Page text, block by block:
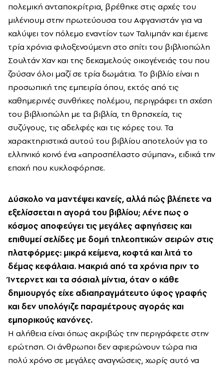
πολεμική ανταποκρίτρια, βρέθηκε στις αρχές του
μιλένιουμ στην πρωτεύουσα του Αφγανιστάν για να
καλύψει τον πόλεμο εναντίον των Ταλιμπάν και έμεινε
τρία χρόνια φιλοξενούμενη στο σπίτι του βιβλιοπώλη
Σουλτάν Χαν και της δεκαμελούς οικογένειάς του που
ζούσαν όλοι μαζί σε τρία δωμάτια. Το βιβλίο είναι η
προσωπική της εμπειρία όπου, εκτός από τις
καθημερινές συνθήκες πολέμου, περιγράφει τη σχέση
του βιβλιοπώλη με τα βιβλία, τη θρησκεία, τις
συζύγους, τις αδελφές και τις κόρες του. Τα
χαρακτηριστικά αυτού του βιβλίου αποτελούν για το
ελληνικό κοινό ένα «απροσπέλαστο σύμπαν», ειδικά την
εποχή που κυκλοφόρησε.
Δύσκολο να μαντέψει κανείς, αλλά πώς βλέπετε να
εξελίσσεται η αγορά του βιβλίου; Λένε πως ο
κόσμος αποφεύγει τις μεγάλες αφηγήσεις και
επιθυμεί σελίδες με δομή τηλεοπτικών σειρών στις
πλατφόρμες: μικρά κείμενα, κοφτά και λιτά το
δέμας κεφάλαια. Μακριά από τα χρόνια πριν το
Ίντερνετ και τα σόσιαλ μίντια, όταν ο κάθε
δημιουργός είχε αδιαπραγμάτευτο ύφος γραφής
και δεν υπολόγιζε παραμέτρους αγοράς και
εμπορικούς κανόνες.
Η αλήθεια είναι όπως ακριβώς την περιγράφετε στην
ερώτηση. Οι άνθρωποι δεν αφιερώνουν τώρα πια
πολύ χρόνο σε μεγάλες αναγνώσεις, χωρίς αυτό να